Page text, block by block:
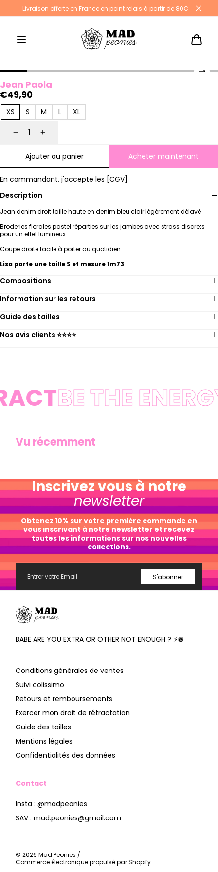
Aller au
contenu
Livraison offerte en France en point relais à partir de 80€
Jean Paola
Prix
habituel
€49,90
XS S M L XL
DiminuerAugmenter
Ajouter au panier Acheter maintenant
En commandant, j'accepte les [CGV]
Description
Jean denim droit taille haute en denim bleu clair légèrement délavé
Broderies florales pastel réparties sur les jambes avec strass discrets
pour un effet lumineux
Coupe droite facile à porter au quotidien
Lisa porte une taille S et mesure 1m73
Compositions
Information sur les retours
Guide des tailles
Nos avis clients ⭐️⭐️⭐️⭐️
BE THE
Vu récemment
Inscrivez vous à notre
newsletter
Obtenez 10% sur votre première commande en
vous inscrivant à notre newsletter et recevez
toutes les informations sur nos nouvelles
collections.
S'abonner
Peonies
BABE ARE YOU EXTRA OR OTHER NOT ENOUGH ? ⚡️🪩
Conditions générales de ventes
Suivi colissimo
Retours et remboursements
Exercer mon droit de rétractation
Guide des tailles
Mentions légales
Confidentialités des données
Contact
Insta : @madpeonies
SAV : mad.peonies@gmail.com
© 2026 Mad Peonies /
Commerce électronique propulsé par Shopify